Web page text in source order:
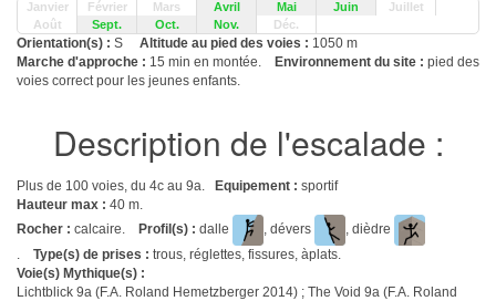
Janvier Février Mars Avril Mai Juin
Juillet
Août
Sept. Oct. Nov. Déc.
Orientation(s) : S Altitude au pied des voies : 1050 m
Marche d'approche : 15 min en montée. Environnement du site : pied des
voies correct pour les jeunes enfants.
Description de l'escalade :
Plus de 100 voies, du 4c au 9a. Equipement : sportif
Hauteur max : 40 m.
Rocher : calcaire. Profil(s) : dalle , dévers
, dièdre
. Type(s) de prises : trous, réglettes, fissures, àplats.
Voie(s) Mythique(s) :
Lichtblick 9a (F.A. Roland Hemetzberger 2014) ; The Void 9a (F.A. Roland